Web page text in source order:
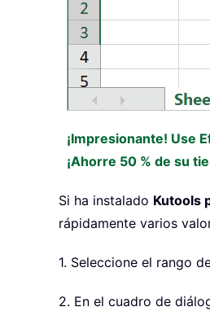
¡Impresionante! Use
¡Ahorre 50 % de su
Si ha instalado Kutools
rápidamente varios
1. Seleccione el rango
2. En el cuadro de